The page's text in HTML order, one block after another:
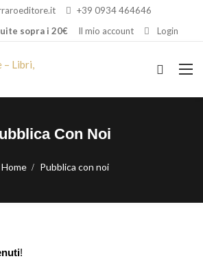
+39 0934 464646
sopra i 20€
Il mio account Login
Con Noi
Home Pubblica con noi
!